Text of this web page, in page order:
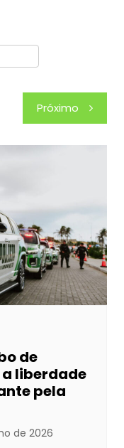
Próximo
de
liberdade
pela
de 2026